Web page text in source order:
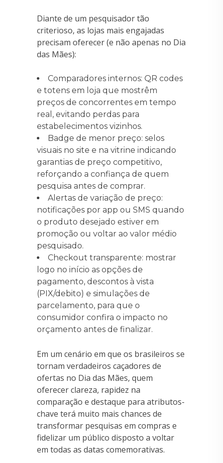
Diante de um pesquisador tão
criterioso, as lojas mais engajadas
precisam oferecer (e não apenas no Dia
das Mães):
Comparadores internos: QR codes
e totens em loja que mostrêm
preços de concorrentes em tempo
real, evitando perdas para
estabelecimentos vizinhos.
Badge de menor preço: selos
visuais no site e na vitrine indicando
garantias de preço competitivo,
reforçando a confiança de quem
pesquisa antes de comprar.
Alertas de variação de preço:
notificações por app ou SMS quando
o produto desejado estiver em
promoção ou voltar ao valor médio
pesquisado.
Checkout transparente: mostrar
logo no início as opções de
pagamento, descontos à vista
(PIX/debito) e simulações de
parcelamento, para que o
consumidor confira o impacto no
orçamento antes de finalizar.
Em um cenário em que os brasileiros se
tornam verdadeiros caçadores de
ofertas no Dia das Mães, quem
oferecer clareza, rapidez na
comparação e destaque para atributos-
chave terá muito mais chances de
transformar pesquisas em compras e
fidelizar um público disposto a voltar
em todas as datas comemorativas.